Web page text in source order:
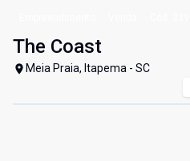
The Coast
Meia Praia, Itapema - SC